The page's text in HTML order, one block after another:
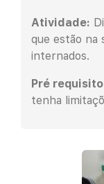
Atividade:
que estão na
internados.
Pré
tenha